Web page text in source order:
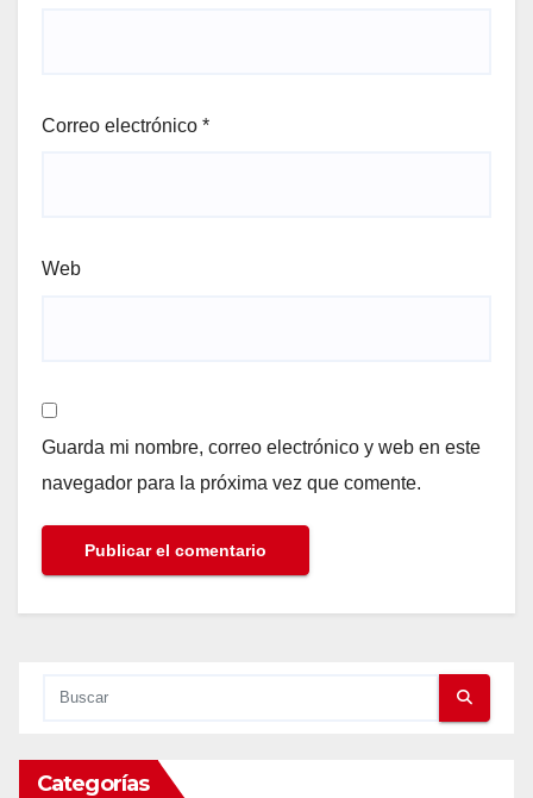
Correo electrónico *
Web
Guarda mi nombre, correo electrónico y web en este
navegador para la próxima vez que comente.
Categorías